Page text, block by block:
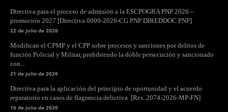
Directiva para el proceso de admisión a la ESCPOGRA PNP 2026 –
promoción 2027 [Directiva 0009-2026-CG PNP DIREDDOC PNP]
22 de julio de 2026
Modifican el CPMP y el CPP sobre procesos y sanciones por delitos de
función Policial y Militar, prohibiendo la doble persecución y sancionado
con...
21 de julio de 2026
Directiva para la aplicación del principio de oportunidad y el acuerdo
reparatorio en casos de flagrancia delictiva. [Res. 2074-2026-MP-FN]
16 de julio de 2026